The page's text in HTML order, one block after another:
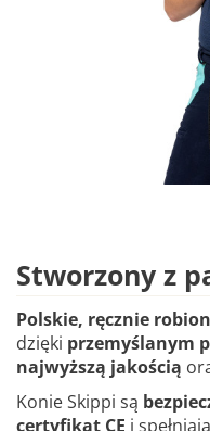
Stworzony z
Polskie, ręcznie
dzięki przemyślanym
najwyższą jakością
Konie Skippi są
certyfikat CE i